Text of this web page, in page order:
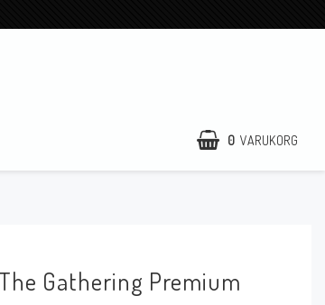
0 VARUKORG
Gathering Premium